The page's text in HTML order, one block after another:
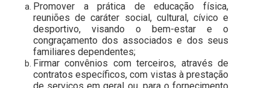
Promover a prática de educação física,
reuniões de caráter social, cultural, cívico e
desportivo, visando o bem-estar e o
congraçamento dos associados e dos seus
familiares dependentes;
Firmar convênios com terceiros, através de
contratos específicos, com vistas à prestação